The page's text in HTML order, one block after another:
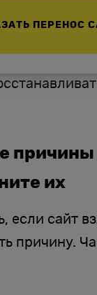
выявить,
делать
причины
их
если сайт
причину.
ПЕРЕНОС